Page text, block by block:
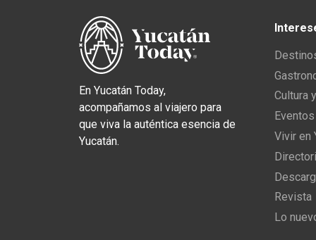
En Yucatán Today,
acompañamos al viajero para
que viva la auténtica esencia de
Yucatán.
Cultura
Vivir en
Revista
Lo